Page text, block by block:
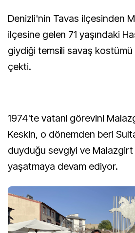
Denizli'nin Tavas ilçesinden Muş'un Malazgirt
ilçesine gelen 71 yaşındaki
giydiği temsili savaş
çekti.
1974'te vatani görevini
Keskin, o dönemden beri
duyduğu sevgiyi ve
yaşatmaya devam ediyor.